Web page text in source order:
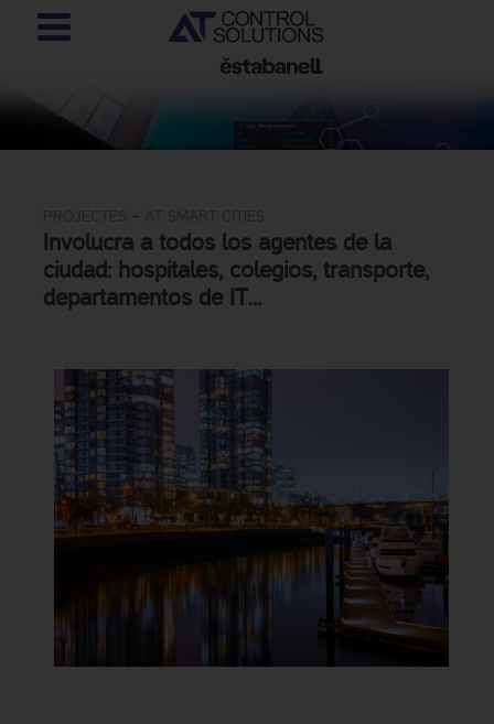
-
Involucra a todos los agentes de la
ciudad: hospitales, colegios, transporte,
departamentos de IT...